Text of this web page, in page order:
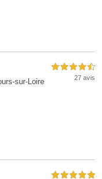
sur-Loire
4,5 étoiles sur 5
27 avis
5,0 étoiles sur 5